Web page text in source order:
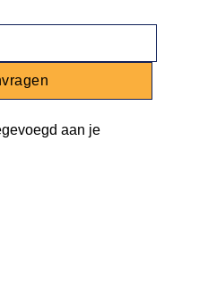
aan je